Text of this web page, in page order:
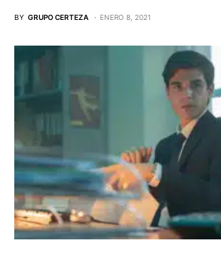
BY GRUPO CERTEZA ENERO 8, 2021